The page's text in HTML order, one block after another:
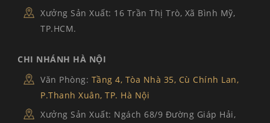
Xưởng Sản Xuất: 16 Trần Thị Trò, Xã Bình Mỹ,
TP.HCM.
CHI NHÁNH HÀ NỘI
Văn Phòng: Tầng 4, Tòa Nhà 35, Cù Chính Lan,
P.Thanh Xuân, TP. Hà Nội
Xưởng Sản Xuất: Ngách 68/9 Đường Giáp Hải,